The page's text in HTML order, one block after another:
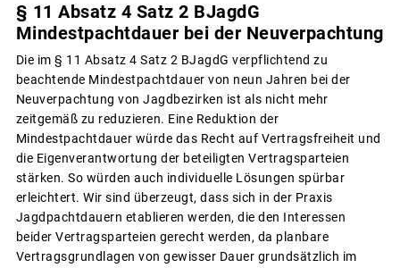
§ 11 Absatz 4 Satz 2 BJagdG
Mindestpachtdauer bei der Neuverpachtung
Die im § 11 Absatz 4 Satz 2 BJagdG verpflichtend zu
beachtende Mindestpachtdauer von neun Jahren bei der
Neuverpachtung von Jagdbezirken ist als nicht mehr
zeitgemäß zu reduzieren. Eine Reduktion der
Mindestpachtdauer würde das Recht auf Vertragsfreiheit und
die Eigenverantwortung der beteiligten Vertragsparteien
stärken. So würden auch individuelle Lösungen spürbar
erleichtert. Wir sind überzeugt, dass sich in der Praxis
Jagdpachtdauern etablieren werden, die den Interessen
beider Vertragsparteien gerecht werden, da planbare
Vertragsgrundlagen von gewisser Dauer grundsätzlich im